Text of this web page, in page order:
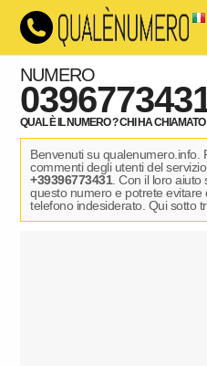
NUMERO
QUAL È IL NUMERO ? CHI HA CHIAMATO
Benvenuti su qualenumero.info.
commenti degli utenti del
+39396773431. Con il loro aiuto
questo numero e potrete
telefono indesiderato. Qui sotto